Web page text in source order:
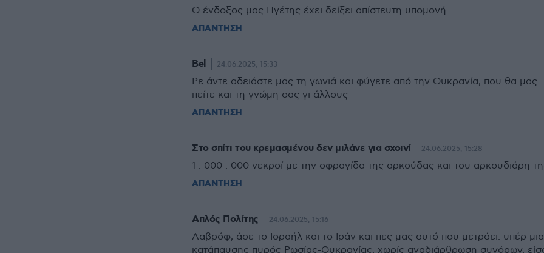
Ο ένδοξος μας Ηγέτης έχει δείξει απίστευτη υπομονή…
ΑΠΑΝΤΗΣΗ
Bel 24.06.2025, 15:33
Ρε άντε αδειάστε μας τη γωνιά και φύγετε από την Ουκρανία, που θα μας
πείτε και τη γνώμη σας γι άλλους
ΑΠΑΝΤΗΣΗ
Στο σπίτι του κρεμασμένου δεν μιλάνε για σχοινί 24.06.2025, 15:28
1 . 000 . 000 νεκροί με την σφραγίδα της αρκούδας και του αρκουδιάρη
ΑΠΑΝΤΗΣΗ
Απλός Πολίτης 24.06.2025, 15:16
Λαβρόφ, άσε το Ισραήλ και το Ιράν και πες μας αυτό που μετράει: υπέρ
κατάπαυσης πυρός Ρωσίας-Ουκρανίας, χωρίς αναδιάρθρωση συνόρων,